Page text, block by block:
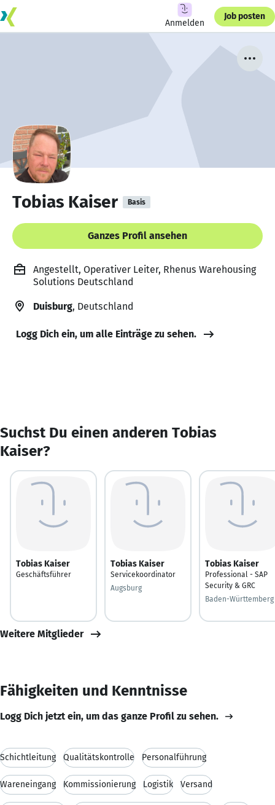
Anmelden
Job posten
Tobias Kaiser Basis
Ganzes Profil ansehen
Angestellt, Operativer Leiter, Rhenus Warehousing
Solutions Deutschland
Duisburg, Deutschland
Logg Dich ein, um alle Einträge zu sehen.
Suchst Du einen anderen Tobias
Kaiser?
Tobias Kaiser
Geschäftsführer
Tobias Kaiser
Servicekoordinator
Augsburg
Tobias Kaiser
Professional - SAP
Security & GRC
Baden-Württemberg
Weitere Mitglieder
Fähigkeiten und Kenntnisse
Logg Dich jetzt ein, um das ganze Profil zu sehen.
Schichtleitung Qualitätskontrolle Personalführung
Wareneingang Kommissionierung Logistik Versand